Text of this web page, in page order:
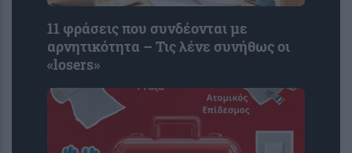
11 φράσεις που συνδέονται με
αρνητικότητα – Τις λένε συνήθως οι
«losers»